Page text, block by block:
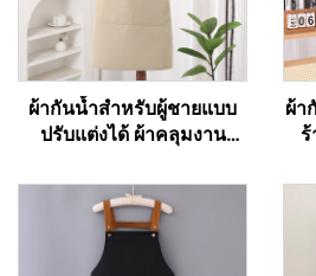
ผ้ากันน้ำสำหรับผู้ชายแบบ
ปรับแต่งได้ ผ้าคลุมงาน
พร้อมกระเป๋า
ผ้า
ร้
ศิ
ท